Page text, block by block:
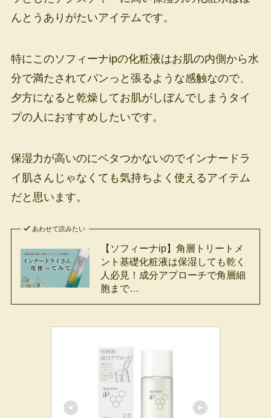
んとうありがたいアイテムです。
特にこのソフィーナipの化粧液はお肌の内側から水
分で満たされてパンっと張るような感触なので、
夕方になると乾燥してお肌がしぼんでしまうタイ
プの人におすすめしたいです。
保湿力が高いのにベタつかないのでインナードラ
イ肌さんじゃなくても気持ちよく使えるアイテム
だと思います。
あわせて読みたい
【ソフィーナip】角層トリートメ
ント基礎化粧液は保湿しても乾く
人必見！成分アプローチで角層細
胞まで…